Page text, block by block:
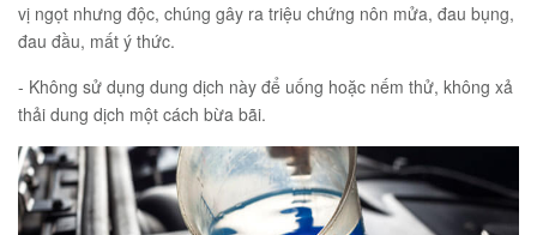
vị ngọt nhưng độc, chúng gây ra triệu chứng nôn mửa, đau bụng,
đau đầu, mất ý thức.
- Không sử dụng dung dịch này để uống hoặc nếm thử, không xả
thải dung dịch một cách bừa bãi.